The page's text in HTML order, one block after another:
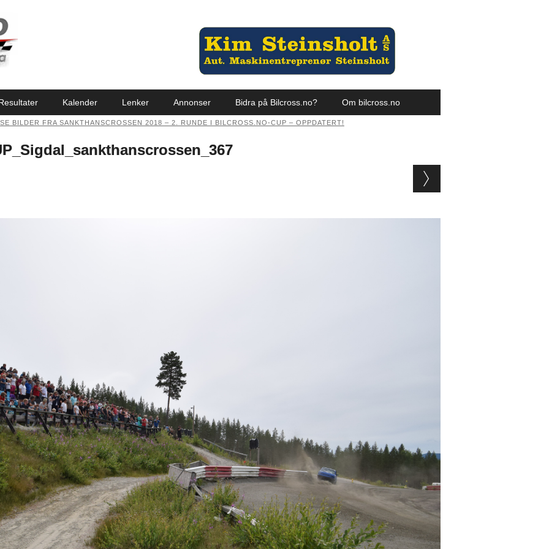
Kalender Lenker Annonser Bidra på Bilcross.no? Om bilcross.no
SE BILDER FRA SANKTHANSCROSSEN 2018 – 2. RUNDE I BILCROSS.NO-CUP – OPPDATERT!